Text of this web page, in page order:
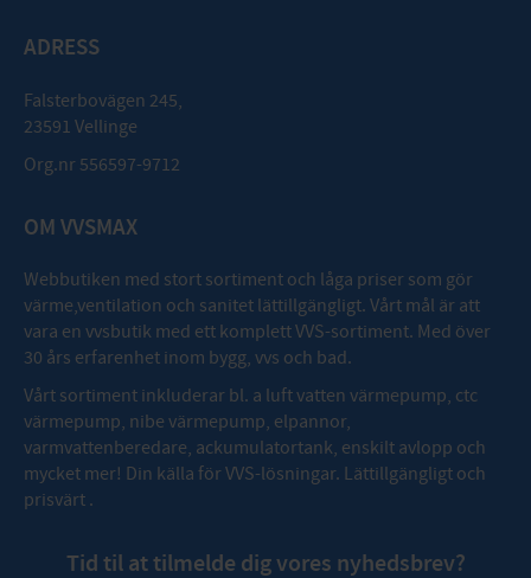
ADRESS
Falsterbovägen 245,
23591 Vellinge
Org.nr 556597-9712
OM VVSMAX
Webbutiken med stort sortiment och låga priser som gör
värme,ventilation och sanitet lättillgängligt. Vårt mål är att
vara en vvsbutik med ett komplett VVS-sortiment. Med över
30 års erfarenhet inom bygg, vvs och bad.
Vårt sortiment inkluderar bl. a luft vatten värmepump, ctc
värmepump, nibe värmepump, elpannor,
varmvattenberedare, ackumulatortank, enskilt avlopp och
mycket mer! Din källa för VVS-lösningar. Lättillgängligt och
prisvärt .
Tid til at tilmelde dig vores nyhedsbrev?